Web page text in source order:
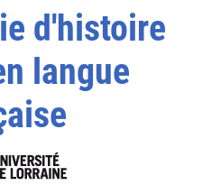
d'histoire
langue